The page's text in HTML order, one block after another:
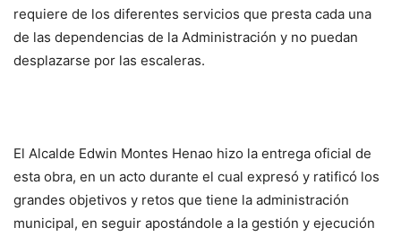
requiere de los diferentes servicios que presta cada una
de las dependencias de la Administración y no puedan
desplazarse por las escaleras.
El Alcalde Edwin Montes Henao hizo la entrega oficial de
esta obra, en un acto durante el cual expresó y ratificó los
grandes objetivos y retos que tiene la administración
municipal, en seguir apostándole a la gestión y ejecución